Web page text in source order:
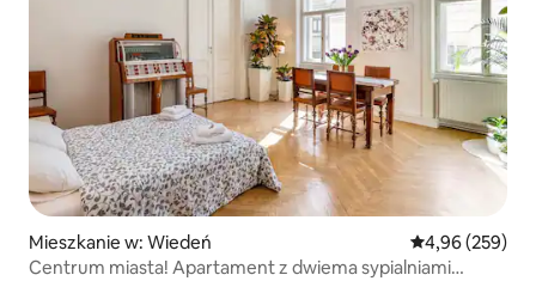
Mieszkanie w: Wiedeń Średnia
4,96 (259)
Centrum miasta! Apartament z dwiema sypialniami